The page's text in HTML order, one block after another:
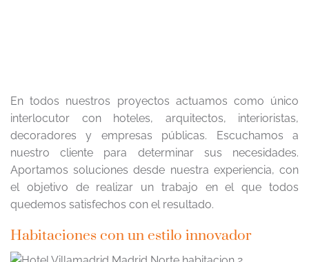
En todos nuestros proyectos actuamos como único
interlocutor con hoteles, arquitectos, interioristas,
decoradores y empresas públicas. Escuchamos a
nuestro cliente para determinar sus necesidades.
Aportamos soluciones desde nuestra experiencia, con
el objetivo de realizar un trabajo en el que todos
quedemos satisfechos con el resultado.
Habitaciones con un estilo innovador